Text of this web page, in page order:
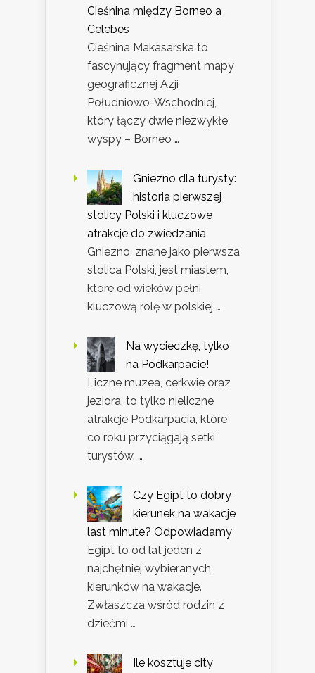
Cieśnina między Borneo a
Celebes
Cieśnina Makasarska to
fascynujący fragment mapy
geograficznej Azji
Południowo-Wschodniej,
który łączy dwie niezwykłe
wyspy – Borneo …
Gniezno dla turysty:
historia pierwszej
stolicy Polski i kluczowe
atrakcje do zwiedzania
Gniezno, znane jako pierwsza
stolica Polski, jest miastem,
które od wieków pełni
kluczową rolę w polskiej …
Na wycieczkę, tylko
na Podkarpacie!
Liczne muzea, cerkwie oraz
jeziora, to tylko nieliczne
atrakcje Podkarpacia, które
co roku przyciągają setki
turystów. …
Czy Egipt to dobry
kierunek na wakacje
last minute? Odpowiadamy
Egipt to od lat jeden z
najchętniej wybieranych
kierunków na wakacje.
Zwłaszcza wśród rodzin z
dziećmi …
Ile kosztuje city